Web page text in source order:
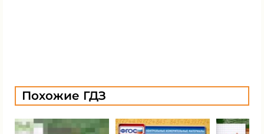
Похожие ГДЗ